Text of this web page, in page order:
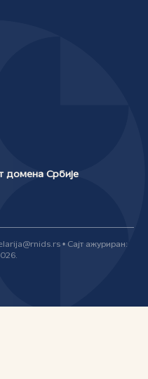
домена Србије
• Сајт ажуриран: